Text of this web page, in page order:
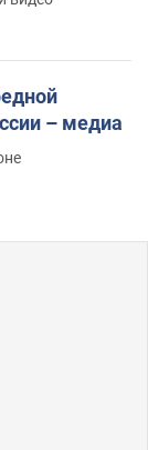
– медиа